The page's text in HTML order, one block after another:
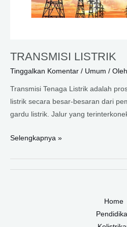
TRANSMISI LISTRIK
Tinggalkan Komentar / Umum / Oleh
Transmisi Tenaga Listrik adalah
listrik secara besar-besaran dari
gardu listrik. Jalur yang
TRANSMISI
Selengkapnya »
Home